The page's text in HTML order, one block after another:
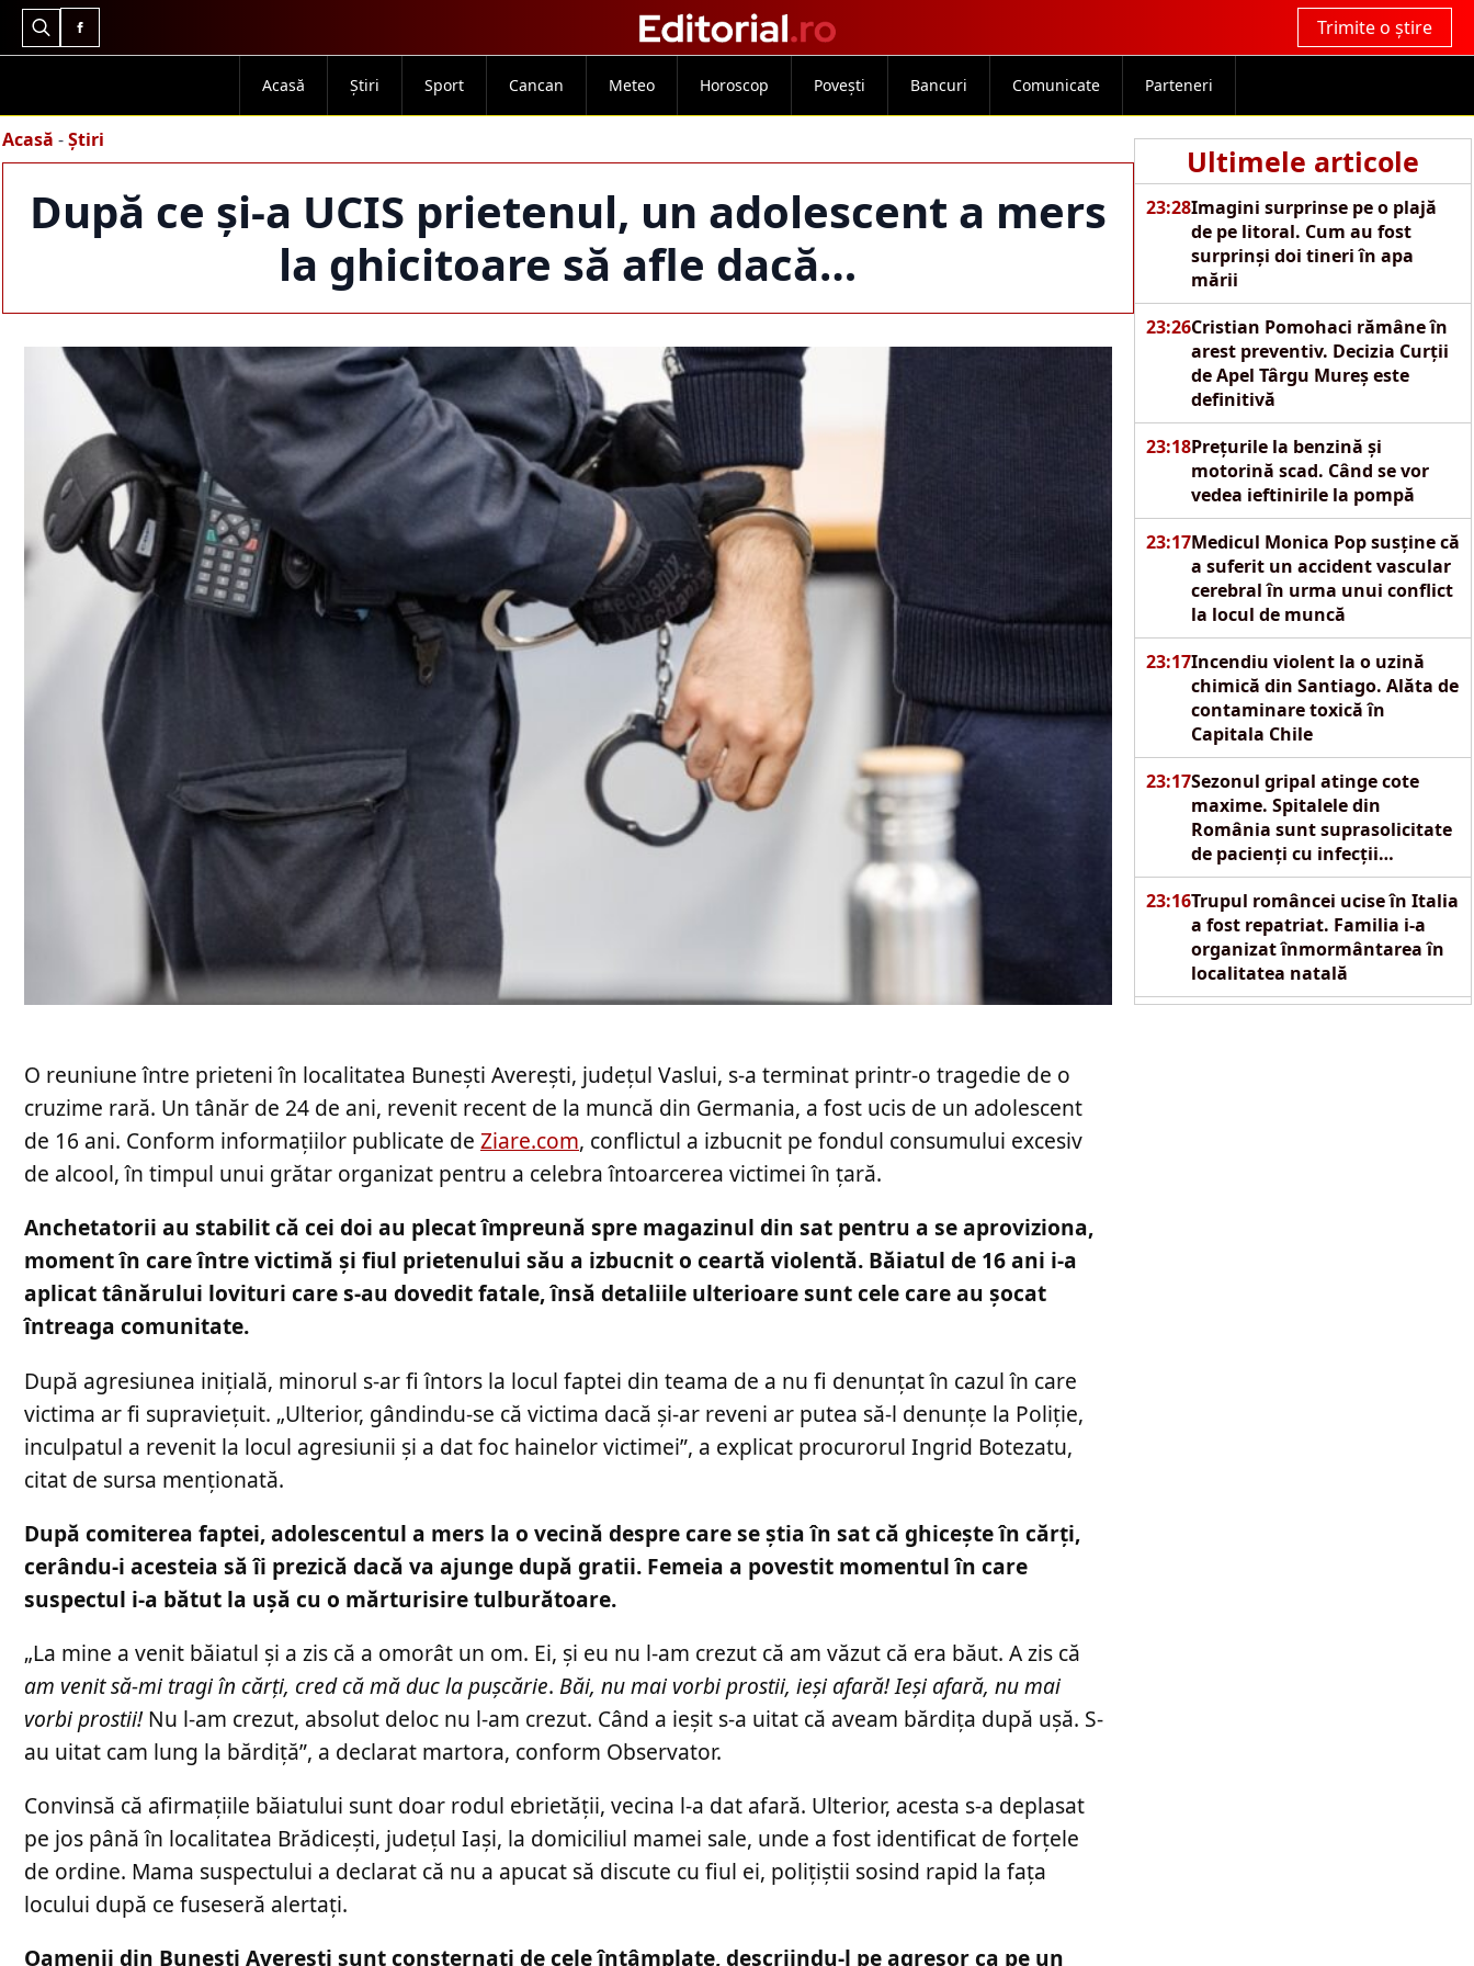
Search
Trimite o știre
Acasă Știri Sport Cancan Meteo Horoscop Povești Bancuri Comunicate Parteneri
Acasă -Știri
După ce și-a UCIS prietenul, un adolescent a mers
la ghicitoare să afle dacă…
Ultimele articole
23:28Imagini surprinse pe o plajă
de pe litoral. Cum au fost
surprinși doi tineri în apa
mării
23:26Cristian Pomohaci rămâne în
arest preventiv. Decizia Curții
de Apel Târgu Mureș este
definitivă
23:18Prețurile la benzină și
motorină scad. Când se vor
vedea ieftinirile la pompă
23:17Medicul Monica Pop susține că
a suferit un accident vascular
cerebral în urma unui conflict
la locul de muncă
23:17Incendiu violent la o uzină
chimică din Santiago. Alăta de
contaminare toxică în
Capitala Chile
23:17Sezonul gripal atinge cote
maxime. Spitalele din
România sunt suprasolicitate
de pacienți cu infecții
respiratorii acute
23:16Trupul româncei ucise în Italia
a fost repatriat. Familia i-a
organizat înmormântarea în
localitatea natală
O reuniune între prieteni în localitatea Bunești Averești, județul Vaslui, s-a terminat printr-o tragedie de o
cruzime rară. Un tânăr de 24 de ani, revenit recent de la muncă din Germania, a fost ucis de un adolescent
de 16 ani. Conform informațiilor publicate de Ziare.com, conflictul a izbucnit pe fondul consumului excesiv
de alcool, în timpul unui grătar organizat pentru a celebra întoarcerea victimei în țară.
Anchetatorii au stabilit că cei doi au plecat împreună spre magazinul din sat pentru a se aproviziona,
moment în care între victimă și fiul prietenului său a izbucnit o ceartă violentă. Băiatul de 16 ani i-a
aplicat tânărului lovituri care s-au dovedit fatale, însă detaliile ulterioare sunt cele care au șocat
întreaga comunitate.
După agresiunea inițială, minorul s-ar fi întors la locul faptei din teama de a nu fi denunțat în cazul în care
victima ar fi supraviețuit. „Ulterior, gândindu-se că victima dacă și-ar reveni ar putea să-l denunțe la Poliție,
inculpatul a revenit la locul agresiunii și a dat foc hainelor victimei”, a explicat procurorul Ingrid Botezatu,
citat de sursa menționată.
După comiterea faptei, adolescentul a mers la o vecină despre care se știa în sat că ghicește în cărți,
cerându-i acesteia să îi prezică dacă va ajunge după gratii. Femeia a povestit momentul în care
suspectul i-a bătut la ușă cu o mărturisire tulburătoare.
„La mine a venit băiatul și a zis că a omorât un om. Ei, și eu nu l-am crezut că am văzut că era băut. A zis că
am venit să-mi tragi în cărți, cred că mă duc la pușcărie. Băi, nu mai vorbi prostii, ieși afară! Ieși afară, nu mai
vorbi prostii!Nu l-am crezut, absolut deloc nu l-am crezut. Când a ieșit s-a uitat că aveam bărdița după ușă. S-
au uitat cam lung la bărdiță”, a declarat martora, conform Observator.
Convinsă că afirmațiile băiatului sunt doar rodul ebrietății, vecina l-a dat afară. Ulterior, acesta s-a deplasat
pe jos până în localitatea Brădicești, județul Iași, la domiciliul mamei sale, unde a fost identificat de forțele
de ordine. Mama suspectului a declarat că nu a apucat să discute cu fiul ei, polițiștii sosind rapid la fața
locului după ce fuseseră alertați.
Oamenii din Bunești Averești sunt consternați de cele întâmplate, descriindu-l pe agresor ca pe un